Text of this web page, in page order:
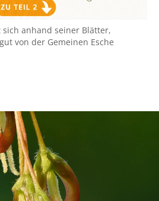
sich anhand seiner Blätter,
von der Gemeinen Esche